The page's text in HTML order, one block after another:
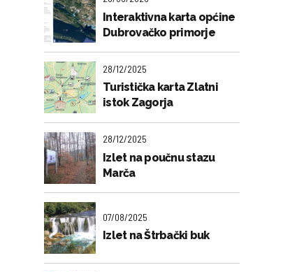
Interaktivna karta općine
Dubrovačko primorje
28/12/2025
Turistička karta Zlatni
istok Zagorja
28/12/2025
Izlet na poučnu stazu
Marča
07/08/2025
Izlet na Štrbački buk